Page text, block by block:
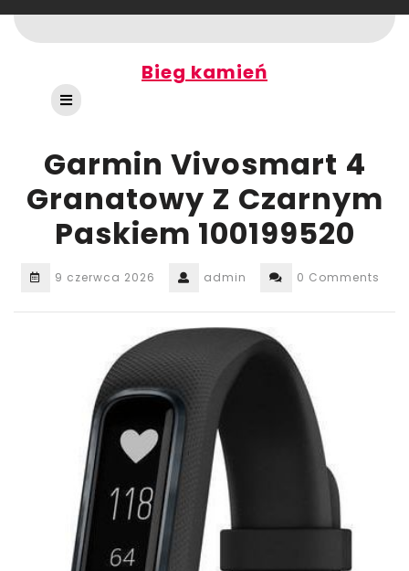
to
content
Bieg kamień
Open
Button
Garmin Vivosmart 4
Granatowy Z Czarnym
Paskiem 100199520
9 czerwca 2026 admin 0 Comments